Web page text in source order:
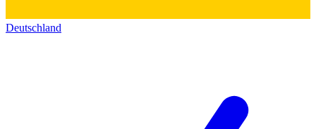
Deutschland